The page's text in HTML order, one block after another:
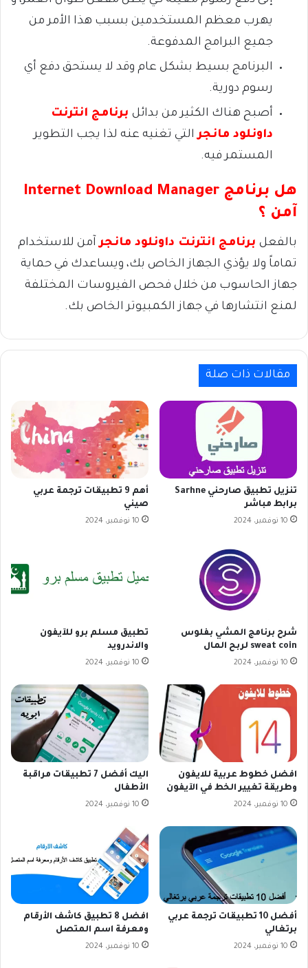
يهرب معظم المستخدمين بسبب هذا الأمر من
جميع البرامج المدفوعة.
البرنامج بسيط بشكل عام وقد لا يستحق دفع أي
رسوم دورية.
أصبح هناك الكثير من بدائل برنامج انترنت
داونلود مانجرالتي تغنيه عنه لذا يجب التطوير
المستمر فيه.
هل برنامجInternet Download Manager
آمن ؟
بالفعل برنامج انترنت داونلود مانجرآمن للاستخدام
تماماً ولا يؤذي الجهاز الخاص بك، ويساعدك في حماية
جهاز الحاسوب من خلال فحص الفيروسات المختلفة
لمنع انتشارها في جهاز الكمبيوتر الخاص بك.
مقالات ذات صلة
تنزيل تطبيق صارحني Sarhne
برابط مباشر
10 نوفمبر، 2024
أهم 9 تطبيقات ترجمة عربي
صيني
10 نوفمبر، 2024
شرح برنامج المشي بفلوس
sweat coin لربح المال
10 نوفمبر، 2024
تطبيق مسلم برو للآيفون
والاندرويد
10 نوفمبر، 2024
افضل خطوط عربية للايفون
وطريقة تغيير الخط في الآيفون
10 نوفمبر، 2024
اليك أفضل 7 تطبيقات مراقبة
الأطفال
10 نوفمبر، 2024
أفضل 10 تطبيقات ترجمة عربي
برتغالي
10 نوفمبر، 2024
افضل 8 تطبيق كاشف الأرقام
ومعرفة اسم المتصل
10 نوفمبر، 2024